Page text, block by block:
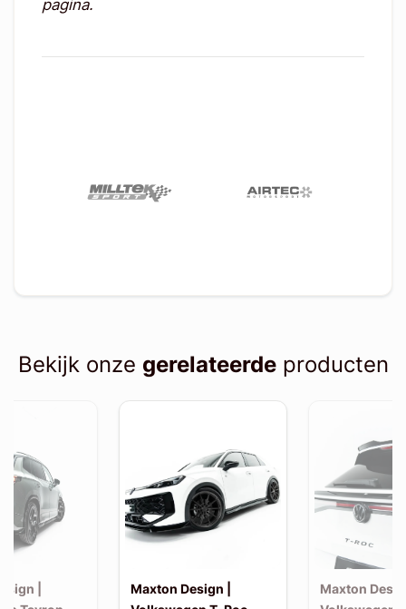
pagina.
Bekijk onze gerelateerdeproducten
|
Maxton Design |
Maxton